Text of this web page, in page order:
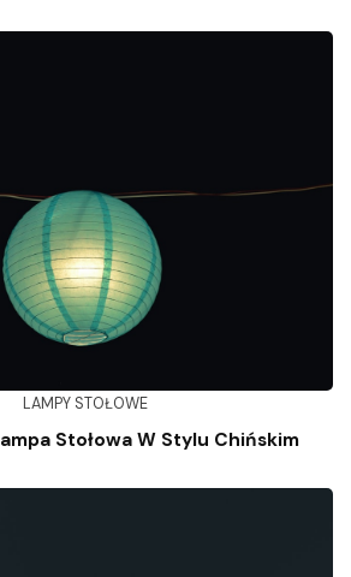
LAMPY STOŁOWE
Stołowa W Stylu Chińskim